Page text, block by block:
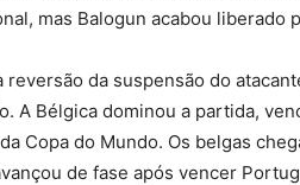
mas Balogun acabou liberado
reversão da suspensão do
A Bélgica dominou a partida,
Copa do Mundo. Os belgas
de fase após vencer